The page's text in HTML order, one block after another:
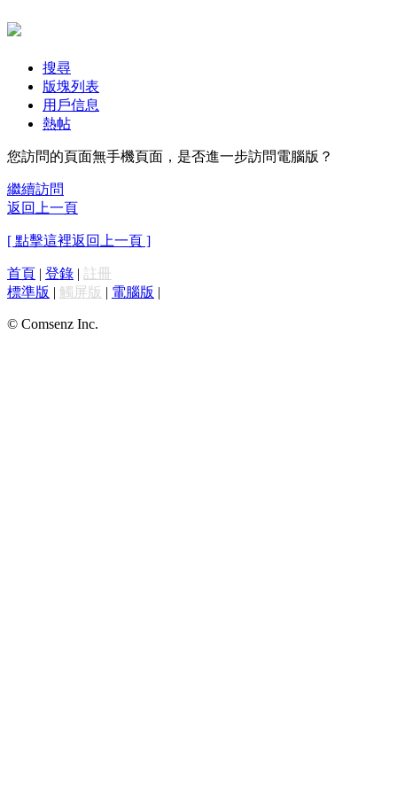
搜尋
版塊列表
用戶信息
熱帖
您訪問的頁面無手機頁面，是否進一步訪問電腦版？
繼續訪問
返回上一頁
[ 點擊這裡返回上一頁 ]
首頁 | 登錄 | 註冊
標準版 | 觸屏版 | 電腦版 |
© Comsenz Inc.